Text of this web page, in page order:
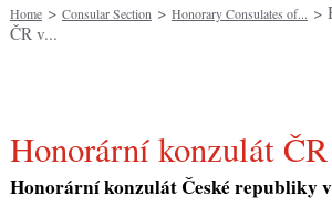
Home> Consular Section> Honorary Consulates of... >
ČR v...
Honorární konzulát
Honorární konzulát České republiky v